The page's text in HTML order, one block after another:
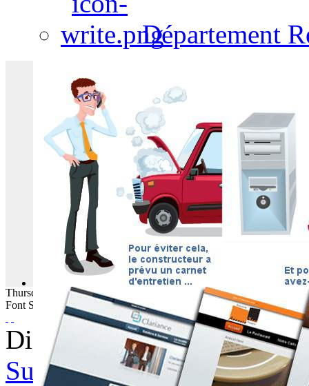
Département
Thursday August 2026
Font Size
Displaying items by tag:
Subscribe to this RSS feed